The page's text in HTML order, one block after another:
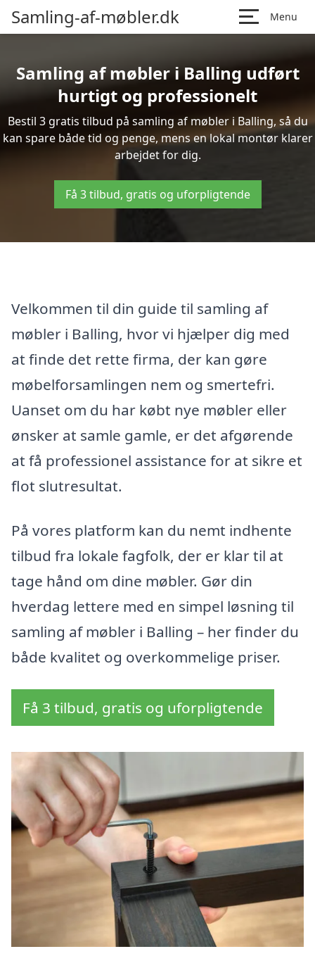
Samling-af-møbler.dk Menu
Samling af møbler i Balling udført
hurtigt og professionelt
Bestil 3 gratis tilbud på samling af møbler i Balling, så du
kan spare både tid og penge, mens en lokal montør klarer
arbejdet for dig.
Få 3 tilbud, gratis og uforpligtende
Velkommen til din guide til samling af
møbler i Balling, hvor vi hjælper dig med
at finde det rette firma, der kan gøre
møbelforsamlingen nem og smertefri.
Uanset om du har købt nye møbler eller
ønsker at samle gamle, er det afgørende
at få professionel assistance for at sikre et
flot slutresultat.
På vores platform kan du nemt indhente
tilbud fra lokale fagfolk, der er klar til at
tage hånd om dine møbler. Gør din
hverdag lettere med en simpel løsning til
samling af møbler i Balling – her finder du
både kvalitet og overkommelige priser.
Få 3 tilbud, gratis og uforpligtende